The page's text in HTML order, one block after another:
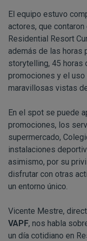
El equipo estuvo
actores, que
Residential Resort
además de las horas
storytelling, 45 horas
promociones y el uso
maravillosas vistas
En el spot se puede
promociones, los
supermercado,
instalaciones
asimismo, por su
disfrutar con otras
un entorno único.
Vicente Mestre,
VAPF, nos habla
un día cotidiano en